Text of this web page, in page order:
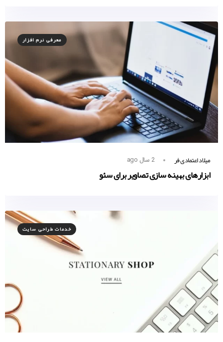
معرفی نرم افزار
میلاد اعتمادی فر 2 سال ago
ابزارهای بهینه سازی تصاویر برای سئو
خدمات طراحی سایت